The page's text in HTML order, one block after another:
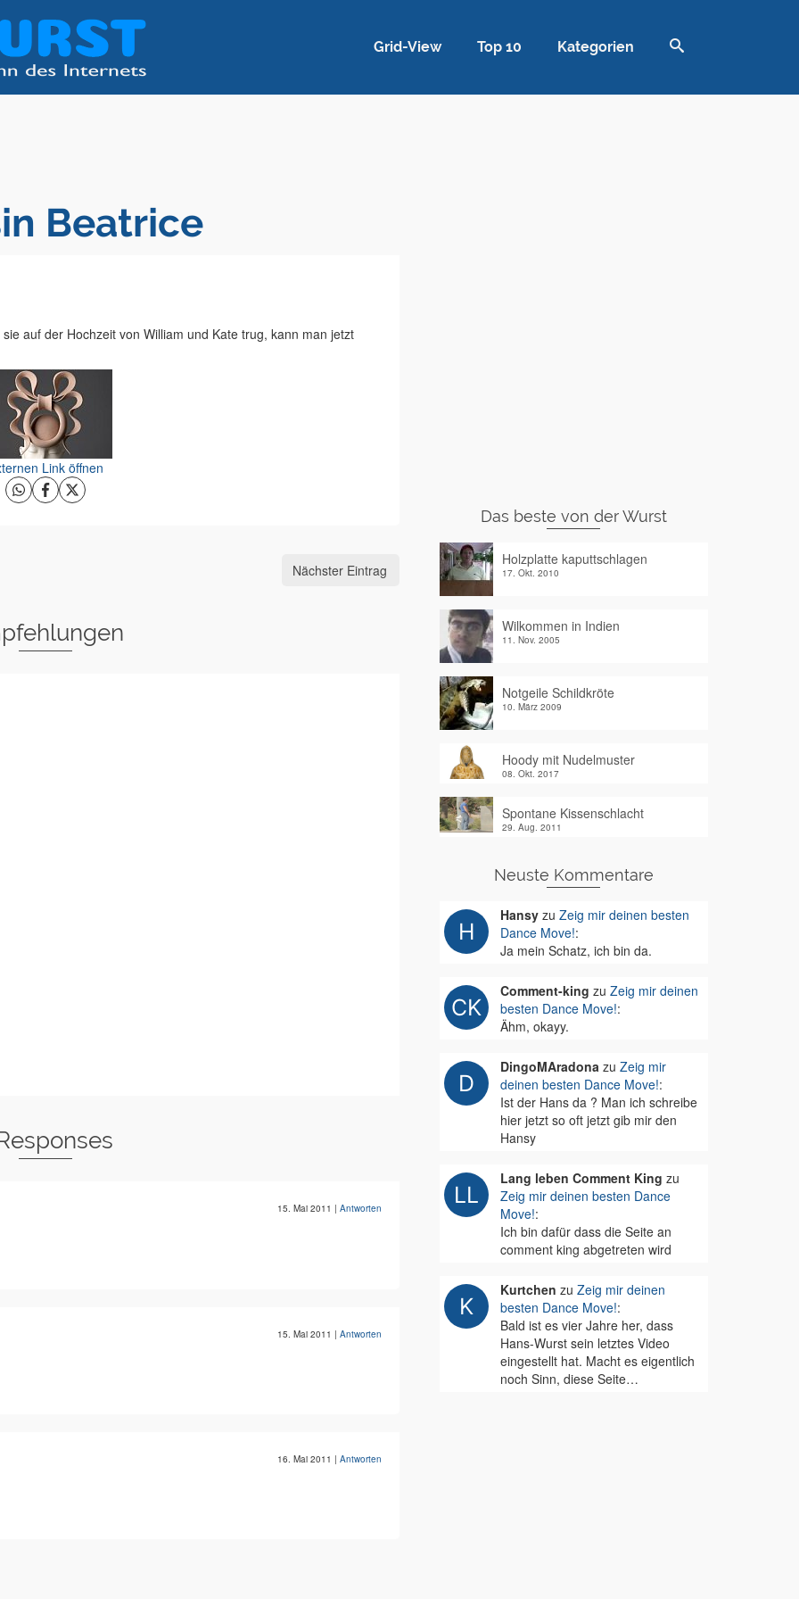
Grid-View Top 10 Kategorien
Beatrice
auf der Hochzeit von William und Kate trug, kann man jetzt
Link öffnen
Nächster Eintrag
15. Mai 2011 | Antworten
15. Mai 2011 | Antworten
16. Mai 2011 | Antworten
Das beste von der Wurst
Holzplatte kaputtschlagen
17. Okt. 2010
Wilkommen in Indien
11. Nov. 2005
Notgeile Schildkröte
10. März 2009
Hoody mit Nudelmuster
08. Okt. 2017
Spontane Kissenschlacht
29. Aug. 2011
Neuste Kommentare
Hansyzu Zeig mir deinen besten
Dance Move!:
Ja mein Schatz, ich bin da.
Comment-king zu Zeig mir deinen
besten Dance Move!:
Ähm, okayy.
DingoMAradonazu Zeig mir
deinen besten Dance Move!:
Ist der Hans da ? Man ich schreibe
hier jetzt so oft jetzt gib mir den
Hansy
Lang leben Comment King zu
Zeig mir deinen besten Dance
Move!:
Ich bin dafür dass die Seite an
comment king abgetreten wird
Kurtchen zu Zeig mir deinen
besten Dance Move!:
Bald ist es vier Jahre her, dass
Hans-Wurst sein letztes Video
eingestellt hat. Macht es eigentlich
noch Sinn, diese Seite…